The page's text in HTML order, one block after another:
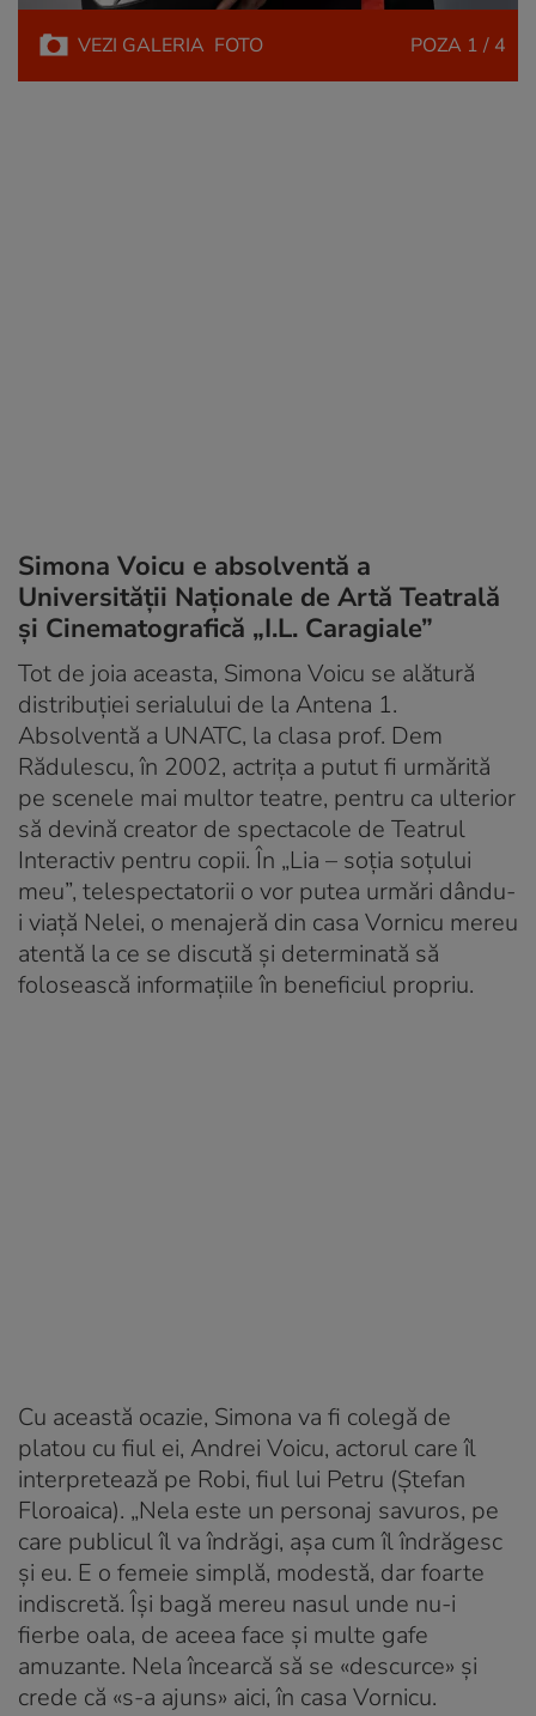
VEZI GALERIA FOTO POZA 1 / 4
Simona Voicu e absolventă a
Universității Naționale de Artă Teatrală
și Cinematografică „I.L. Caragiale”
Tot de joia aceasta, Simona Voicu se alătură
distribuţiei serialului de la Antena 1.
Absolventă a UNATC, la clasa prof. Dem
Rădulescu, în 2002, actriţa a putut fi urmărită
pe scenele mai multor teatre, pentru ca ulterior
să devină creator de spectacole de Teatrul
Interactiv pentru copii. În „Lia – soţia soţului
meu”, telespectatorii o vor putea urmări dându-
i viaţă Nelei, o menajeră din casa Vornicu mereu
atentă la ce se discută şi determinată să
folosească informaţiile în beneficiul propriu.
Cu această ocazie, Simona va fi colegă de
platou cu fiul ei, Andrei Voicu, actorul care îl
interpretează pe Robi, fiul lui Petru (Ştefan
Floroaica). „Nela este un personaj savuros, pe
care publicul îl va îndrăgi, așa cum îl îndrăgesc
și eu. E o femeie simplă, modestă, dar foarte
indiscretă. Își bagă mereu nasul unde nu-i
fierbe oala, de aceea face și multe gafe
amuzante. Nela încearcă să se «descurce» și
crede că «s-a ajuns» aici, în casa Vornicu.